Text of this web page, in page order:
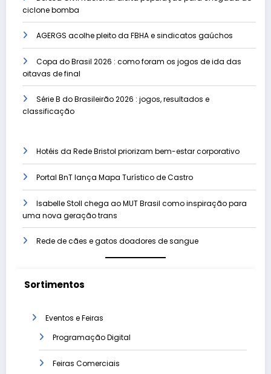
ciclone bomba
AGERGS acolhe pleito da FBHA e sindicatos gaúchos
Copa do Brasil 2026 : como foram os jogos de ida das
oitavas de final
Série B do Brasileirão 2026 : jogos, resultados e
classificação
Hotéis da Rede Bristol priorizam bem-estar corporativo
Portal BnT lança Mapa Turístico de Castro
Isabelle Stoll chega ao MUT Brasil como inspiração para
uma nova geração trans
Rede de cães e gatos doadores de sangue
Sortimentos
Eventos e Feiras
Programação Digital
Feiras Comerciais